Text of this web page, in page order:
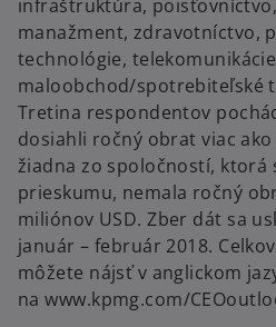
infraštruktúra,
manažment, zdravotníctvo,
technológie,
maloobchod/spotrebiteľské
Tretina respondentov
dosiahli ročný obrat viac ako
žiadna zo spoločností, ktorá
prieskumu, nemala ročný
miliónov USD. Zber dát sa
január – február 2018.
môžete nájsť v anglickom
na www.kpmg.com/